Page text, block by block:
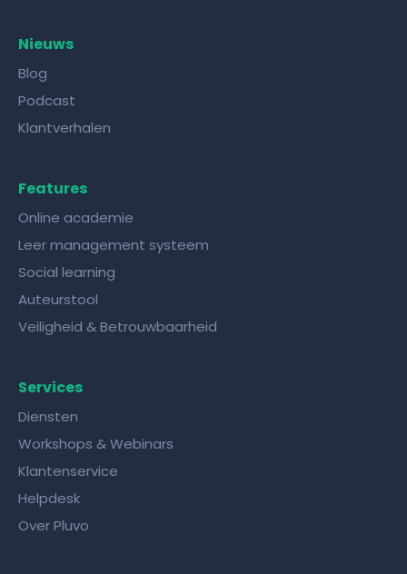
Nieuws
Blog
Podcast
Klantverhalen
Features
Online academie
Leer management systeem
Social learning
Auteurstool
Veiligheid & Betrouwbaarheid
Services
Diensten
Workshops & Webinars
Klantenservice
Helpdesk
Over Pluvo